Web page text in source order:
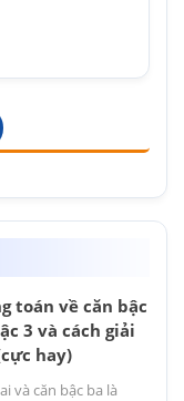
toán về căn bậc
3 và cách giải
hay)
và căn bậc ba là